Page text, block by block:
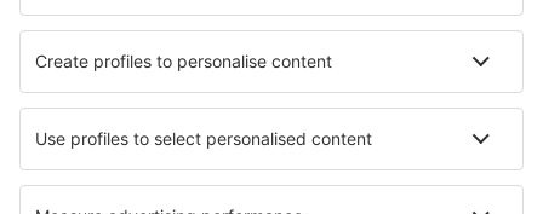
Manchester Airport (MAN)
Newquay Airport (NQY)
North Ronaldsay (NRL)